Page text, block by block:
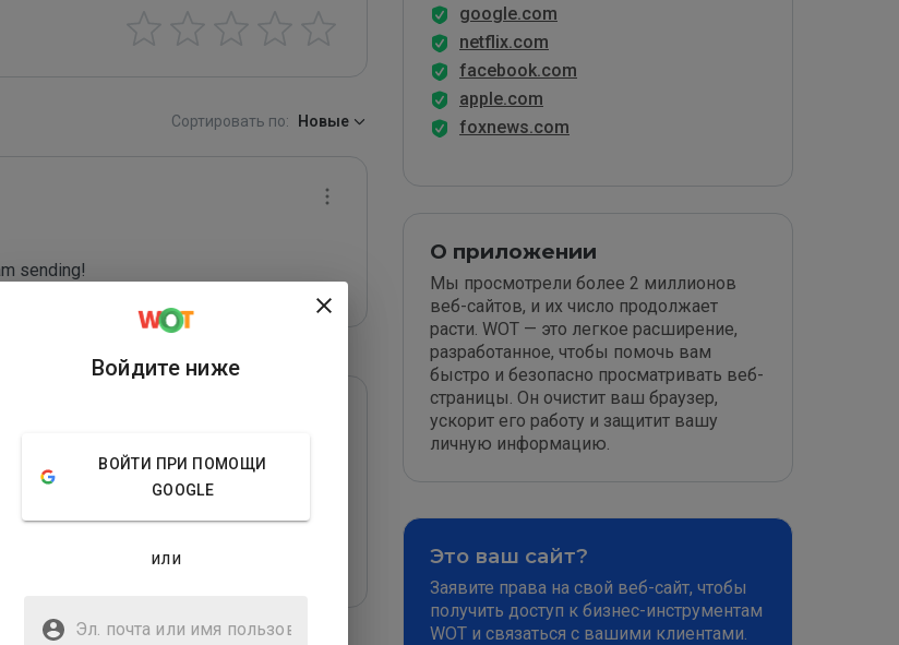
Сортировать по: Новые
sending!
google.com
netflix.com
facebook.com
apple.com
foxnews.com
О приложении
Мы просмотрели более 2 миллионов
веб-сайтов, и их число продолжает
расти. WOT — это легкое расширение,
разработанное, чтобы помочь вам
быстро и безопасно просматривать веб-
страницы. Он очистит ваш браузер,
ускорит его работу и защитит вашу
личную информацию.
Это ваш сайт?
Заявите права на свой веб-сайт, чтобы
получить доступ к бизнес-инструментам
WOT и связаться с вашими клиентами.
Войдите ниже
ВОЙТИ ПРИ ПОМОЩИ
GOOGLE
или
Эл. почта или имя
пользователя